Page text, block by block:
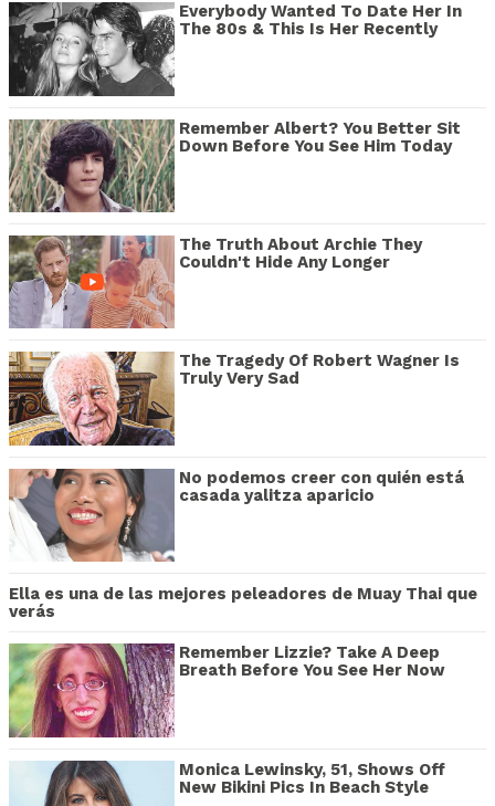
Everybody Wanted To Date Her In
The 80s & This Is Her Recently
Remember Albert? You Better Sit
Down Before You See Him Today
The Truth About Archie They
Couldn't Hide Any Longer
The Tragedy Of Robert Wagner Is
Truly Very Sad
No podemos creer con quién está
casada yalitza aparicio
Ella es una de las mejores peleadores de Muay Thai que
verás
Remember Lizzie? Take A Deep
Breath Before You See Her Now
Monica Lewinsky, 51, Shows Off
New Bikini Pics In Beach Style